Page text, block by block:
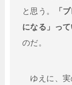
と思う。
「
になる」っ
のだ。
ゆえに、実